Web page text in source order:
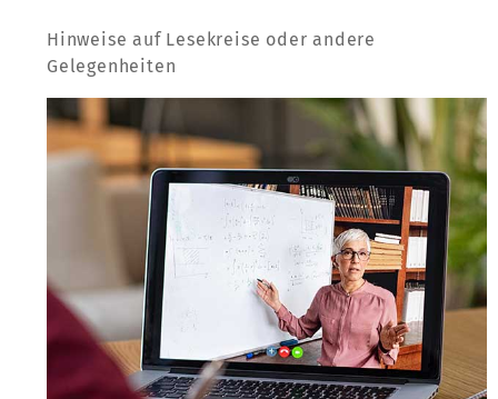
Hinweise auf Lesekreise oder andere
Gelegenheiten